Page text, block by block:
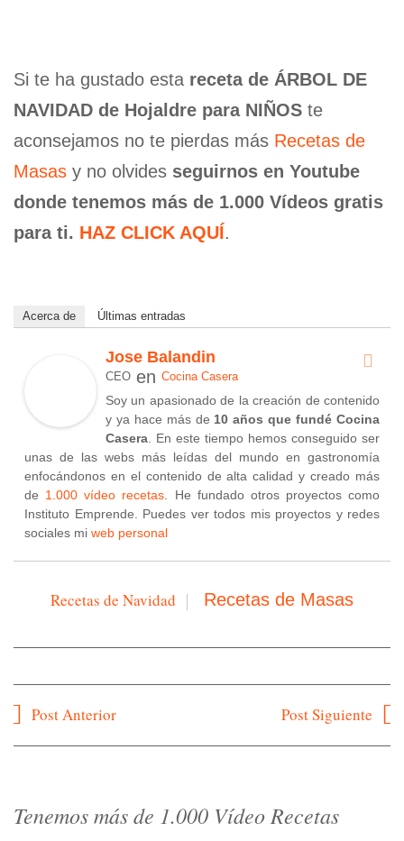
Si te ha gustado esta receta de ÁRBOL DE
NAVIDAD de Hojaldre para NIÑOS te
aconsejamos no te pierdas más Recetas de
Masas y no olvides seguirnos en Youtube
donde tenemos más de 1.000 Vídeos gratis
para ti. HAZ CLICK AQUÍ.
Acerca de Últimas entradas
Jose Balandin
CEO en Cocina Casera
Soy un apasionado de la creación de contenido
y ya hace más de 10 años que fundé Cocina
Casera . En este tiempo hemos conseguido ser
unas de las webs más leídas del mundo en gastronomía
enfocándonos en el contenido de alta calidad y creado más
de 1.000 vídeo recetas . He fundado otros proyectos como
Instituto Emprende. Puedes ver todos mis proyectos y redes
sociales mi web personal
Recetas de Navidad Recetas de Masas
Navegación
Post Anterior Post Siguiente
Tenemos más de 1.000 Vídeo Recetas